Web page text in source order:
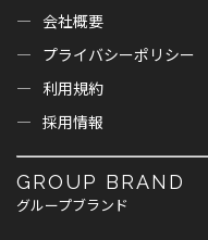
会社概要
プライバシーポリシー
利用規約
採用情報
GROUP BRAND
グループブランド